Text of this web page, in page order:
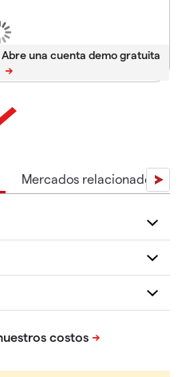
Mercados relacionados